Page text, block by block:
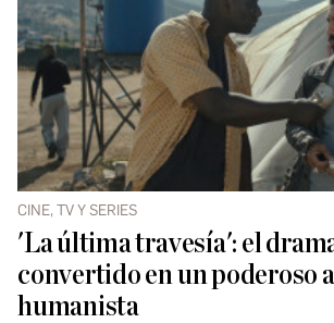
CINE, TV Y SERIES
'La última travesía': el
convertido en un poderoso
humanista